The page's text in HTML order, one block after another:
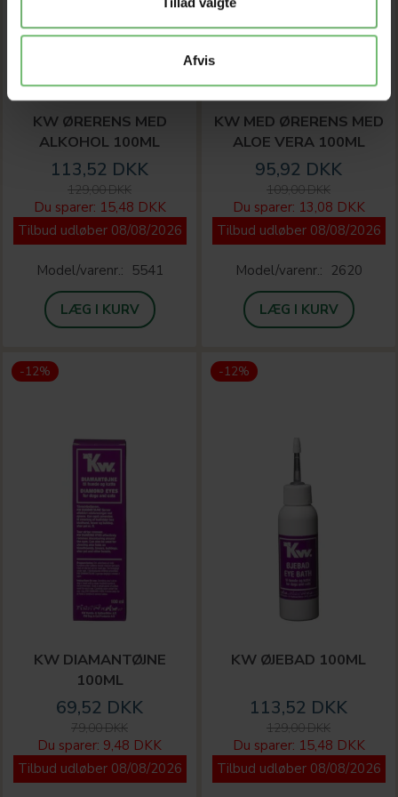
Afvis
KW ØRERENS MED
ALKOHOL 100ML
113,52 DKK
129,00 DKK
Du sparer: 15,48 DKK
Tilbud udløber 08/08/2026
Model/varenr.: 5541
LÆG I KURV
KW MED ØRERENS MED
ALOE VERA 100ML
95,92 DKK
109,00 DKK
Du sparer: 13,08 DKK
Tilbud udløber 08/08/2026
Model/varenr.: 2620
LÆG I KURV
-12%
KW DIAMANTØJNE
100ML
69,52 DKK
79,00 DKK
Du sparer: 9,48 DKK
Tilbud udløber 08/08/2026
-12%
KW ØJEBAD 100ML
113,52 DKK
129,00 DKK
Du sparer: 15,48 DKK
Tilbud udløber 08/08/2026